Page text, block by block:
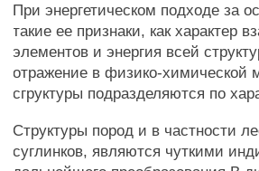
При энергетическом подходе за
такие ее признаки, как характер
элементов и энергия всей
отражение в физико-химической
сгруктуры подразделяются по
Структуры пород и в частности
суглинков, являются чуткими